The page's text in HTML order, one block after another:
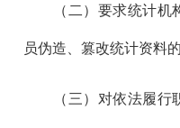
（二）要求统计机构
员伪造、篡改统计资料的
（三）对依法履行职